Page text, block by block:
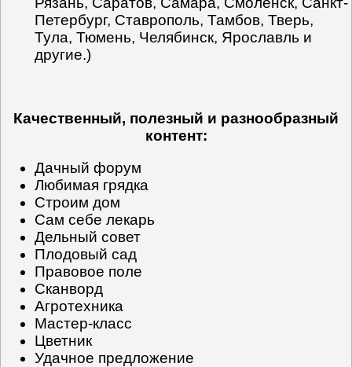
Петербург, Ставрополь, Тамбов, Тверь,
Тула, Тюмень, Челябинск, Ярославль и
другие.)
Качественный, полезный и разнообразный
контент:
Дачный форум
Любимая грядка
Строим дом
Сам себе лекарь
Дельный совет
Плодовый сад
Правовое поле
Сканворд
Агротехника
Мастер-класс
Цветник
Удачное предложение